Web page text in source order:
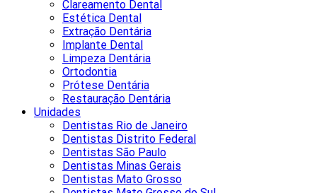
Clareamento Dental
Estética Dental
Extração Dentária
Implante Dental
Limpeza Dentária
Ortodontia
Prótese Dentária
Restauração Dentária
Unidades
Dentistas Rio de Janeiro
Dentistas Distrito Federal
Dentistas São Paulo
Dentistas Minas Gerais
Dentistas Mato Grosso